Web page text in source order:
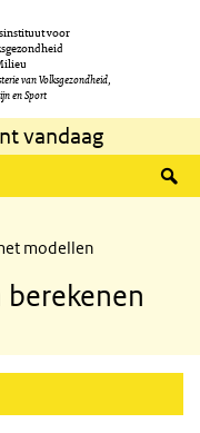
voor
van Volksgezondheid,
en Sport
vandaag
modellen